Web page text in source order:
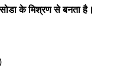
के मिश्रण से बनता है।